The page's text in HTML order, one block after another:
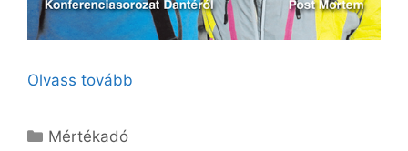
Olvass tovább
Kategória
Mértékadó